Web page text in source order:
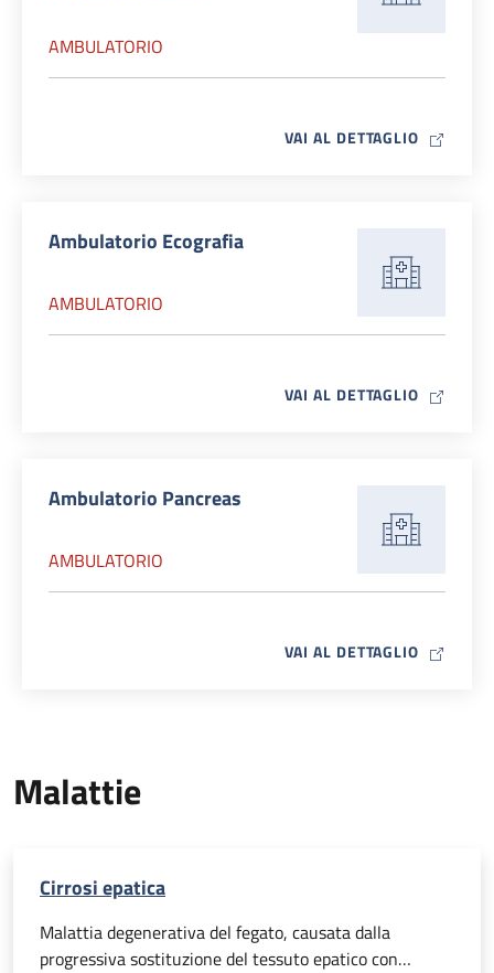
AMBULATORIO
VAI AL DETTAGLIO MAP ICON
Ambulatorio Ecografia
AMBULATORIO
VAI AL DETTAGLIO MAP ICON
Ambulatorio Pancreas
AMBULATORIO
VAI AL DETTAGLIO MAP ICON
Malattie
Cirrosi epatica
Malattia degenerativa del fegato, causata dalla
progressiva sostituzione del tessuto epatico con